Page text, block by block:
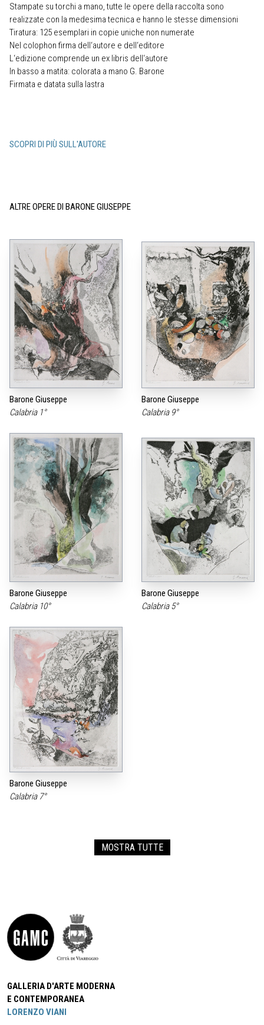
Stampate su torchi a mano, tutte le opere della raccolta sono
realizzate con la medesima tecnica e hanno le stesse dimensioni
Tiratura: 125 esemplari in copie uniche non numerate
Nel colophon firma dell‘autore e dell‘editore
L‘edizione comprende un ex libris dell‘autore
In basso a matita: colorata a mano G. Barone
Firmata e datata sulla lastra
SCOPRI DI PIÙ SULL'AUTORE
ALTRE OPERE DI BARONE GIUSEPPE
Barone Giuseppe
Calabria 1°
Barone Giuseppe
Calabria 9°
Barone Giuseppe
Calabria 10°
Barone Giuseppe
Calabria 5°
Barone Giuseppe
Calabria 7°
MOSTRA TUTTE
GALLERIA D'ARTE MODERNA
E CONTEMPORANEA
LORENZO VIANI